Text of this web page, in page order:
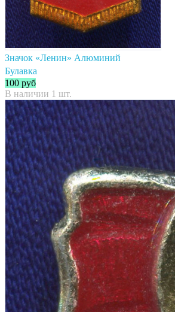
Значок «Ленин» Алюминий
Булавка
100 руб
В наличии 1 шт.